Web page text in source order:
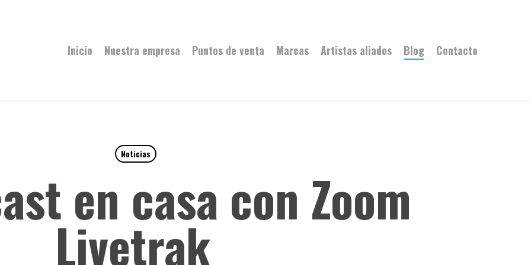
Inicio Nuestra empresa Puntos de venta Marcas Artistas aliados Blog Contacto
Noticias
en casa con Zoom
Livetrak